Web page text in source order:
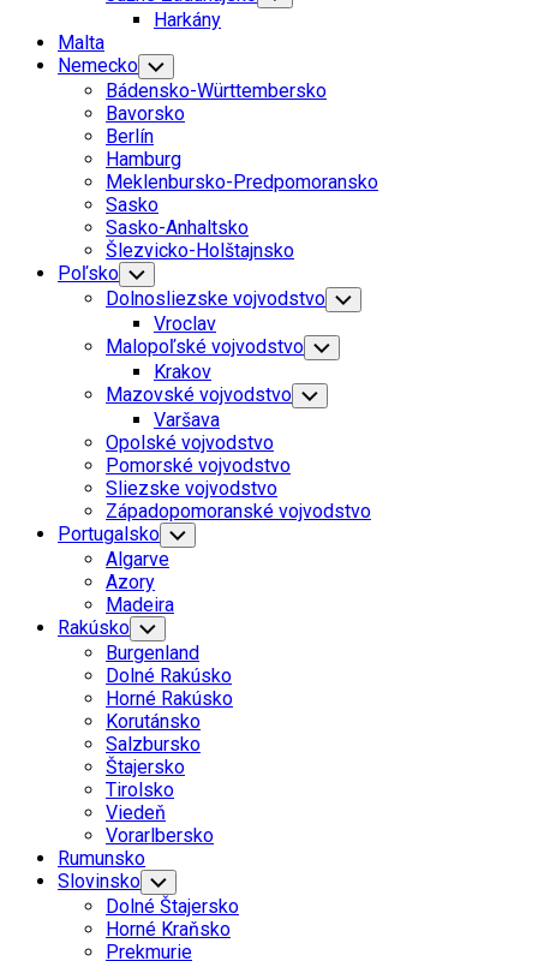
Child
Harkány
Malta
Nemecko Toggle
Child
Menu
Bádensko-Württembersko
Bavorsko
Berlín
Hamburg
Meklenbursko-Predpomoransko
Sasko
Sasko-Anhaltsko
Šlezvicko-Holštajnsko
Poľsko Toggle
Child
Menu
Dolnosliezske vojvodstvo Toggle
Child
Menu
Vroclav
Malopoľské vojvodstvo Toggle
Child
Menu
Krakov
Mazovské vojvodstvo Toggle
Child
Varšava
Opolské vojvodstvo
Pomorské vojvodstvo
Sliezske vojvodstvo
Západopomoranské vojvodstvo
Portugalsko Toggle
Child
Menu
Algarve
Azory
Madeira
Rakúsko Toggle
Child
Menu
Burgenland
Dolné Rakúsko
Horné Rakúsko
Korutánsko
Salzbursko
Štajersko
Tirolsko
Viedeň
Vorarlbersko
Rumunsko
Slovinsko Toggle
Child
Menu
Dolné Štajersko
Horné Kraňsko
Prekmurie